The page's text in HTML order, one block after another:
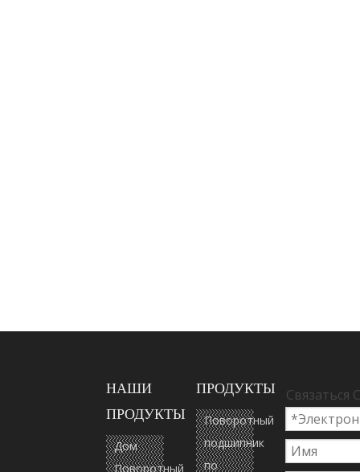
НАШИ
ПРОДУКТЫ
Дом
Поворотный
ПРОДУКТЫ
Поворотный
подшипник
по
Связаться